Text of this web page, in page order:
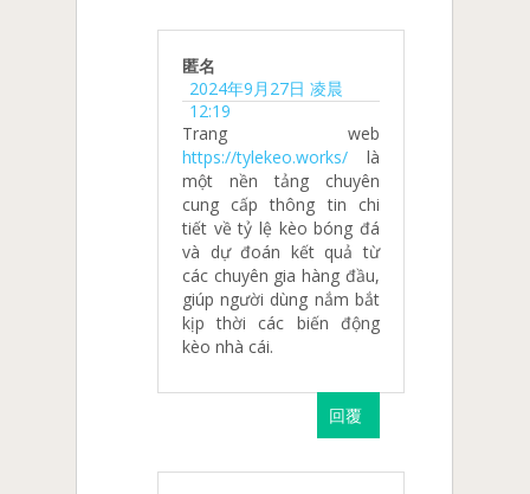
匿名
2024年9月27日 凌晨
12:19
Trang web
https://tylekeo.works/ là
một nền tảng chuyên
cung cấp thông tin chi
tiết về tỷ lệ kèo bóng đá
và dự đoán kết quả từ
các chuyên gia hàng đầu,
giúp người dùng nắm bắt
kịp thời các biến động
kèo nhà cái.
回覆